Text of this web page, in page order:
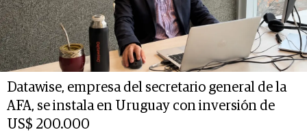
Datawise, empresa del secretario general de la
AFA, se instala en Uruguay con inversión de
US$ 200.000